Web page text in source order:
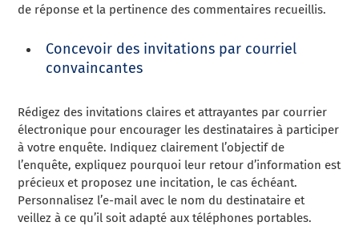
de réponse et la pertinence des commentaires recueillis.
Concevoir des invitations par courriel
convaincantes
Rédigez des invitations claires et attrayantes par courrier
électronique pour encourager les destinataires à participer
à votre enquête. Indiquez clairement l’objectif de
l’enquête, expliquez pourquoi leur retour d’information est
précieux et proposez une incitation, le cas échéant.
Personnalisez l’e-mail avec le nom du destinataire et
veillez à ce qu’il soit adapté aux téléphones portables.